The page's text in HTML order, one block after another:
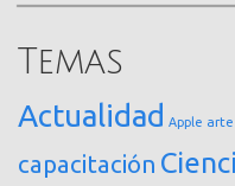
Temas
Actualidad Apple arte
capacitación